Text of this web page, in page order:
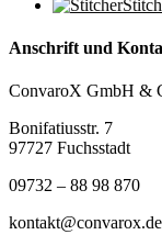
Anschrift und
ConvaroX GmbH &
Bonifatiusstr. 7
97727 Fuchsstadt
09732 – 88 98 870
kontakt@convarox.de